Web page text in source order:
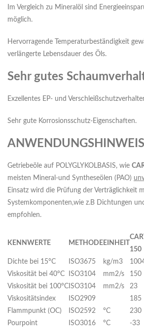
Im Vergleich zu Mineralöl sind
möglich.
Hervorragende Temperaturbeständigkeit
verlängerte Lebensdauer des Öls.
Sehr gutes
Exzellentes EP- und
Sehr gute Korrosionsschutz-Eigenschaften.
ANWENDUNGSHINWEIS
Getriebeöle auf POLYGLYKOLBASIS, wie
meisten Mineral-und Syntheseölen (PAO)
Einsatz wird die Prüfung der Verträglichkeit
Systemkomponenten,wie z.B Dichtungen
empfohlen.
K ENNWERTE M ETHODE EINHEIT
CA R
150
Dichte bei 15°C
ISO3675 kg/m3
Viskosität bei 40°C
ISO3104 mm2/s 150
Viskosität bei 100°C ISO3104 mm2/s 23
Viskositätsindex
ISO2909 185
Flammpunkt (OC)
ISO2592 °C 230
Pourpoint
ISO3016 °C -33